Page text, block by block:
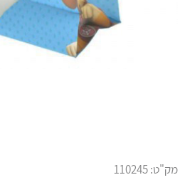
מק"ט:110245